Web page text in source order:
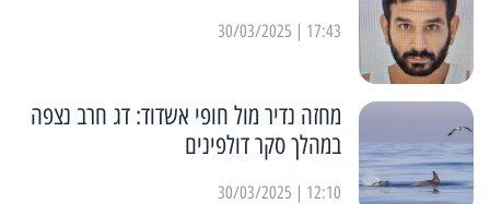
17:43 | 30/03/2025
מחזה נדיר מול חופי אשדוד: דג חרב נצפה
במהלך סקר דולפינים
12:10 | 30/03/2025